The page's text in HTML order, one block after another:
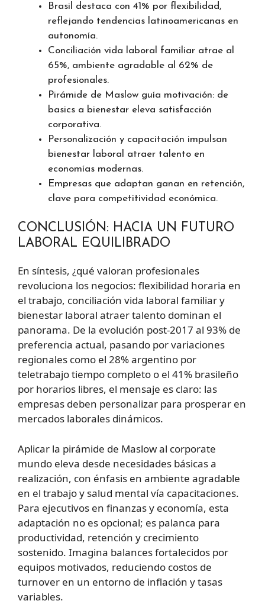
Brasil destaca con 41% por flexibilidad,
reflejando tendencias latinoamericanas en
autonomía.
Conciliación vida laboral familiar atrae al
65%, ambiente agradable al 62% de
profesionales.
Pirámide de Maslow guía motivación: de
basics a bienestar eleva satisfacción
corporativa.
Personalización y capacitación impulsan
bienestar laboral atraer talento en
economías modernas.
Empresas que adaptan ganan en retención,
clave para competitividad económica.
CONCLUSIÓN: HACIA UN FUTURO
LABORAL EQUILIBRADO
En síntesis, ¿qué valoran profesionales
revoluciona los negocios: flexibilidad horaria en
el trabajo, conciliación vida laboral familiar y
bienestar laboral atraer talento dominan el
panorama. De la evolución post-2017 al 93% de
preferencia actual, pasando por variaciones
regionales como el 28% argentino por
teletrabajo tiempo completo o el 41% brasileño
por horarios libres, el mensaje es claro: las
empresas deben personalizar para prosperar en
mercados laborales dinámicos.
Aplicar la pirámide de Maslow al corporate
mundo eleva desde necesidades básicas a
realización, con énfasis en ambiente agradable
en el trabajo y salud mental vía capacitaciones.
Para ejecutivos en finanzas y economía, esta
adaptación no es opcional; es palanca para
productividad, retención y crecimiento
sostenido. Imagina balances fortalecidos por
equipos motivados, reduciendo costos de
turnover en un entorno de inflación y tasas
variables.